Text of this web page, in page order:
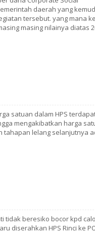
daerah yang
tersebut. yang mana
masing nilainya diatas
satuan dalam HPS
mengakibatkan harga
tahapan lelang selanjutnya
tidak beresiko bocor kpd
diserahkan HPS Rinci ke